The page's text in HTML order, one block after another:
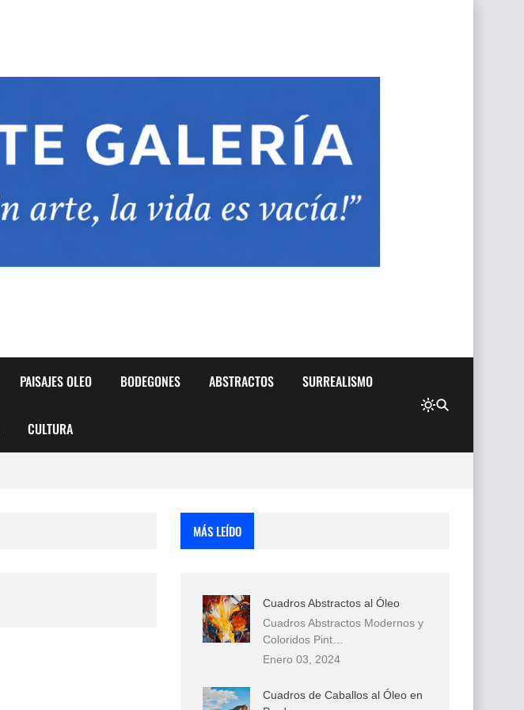
PAISAJES OLEO BODEGONES ABSTRACTOS SURREALISMO
CULTURA
MÁS LEÍDO
Cuadros Abstractos al Óleo
Cuadros Abstractos Modernos y
Coloridos Pint…
Enero 03, 2024
Cuadros de Caballos al Óleo en